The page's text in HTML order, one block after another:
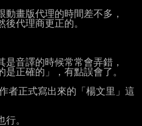
動畫版代理的時間差不多，
代理商更正的。
音譯的時候常常會弄錯，
正確的」，有點誤會了。
者正式寫出來的「楊文里」這
。